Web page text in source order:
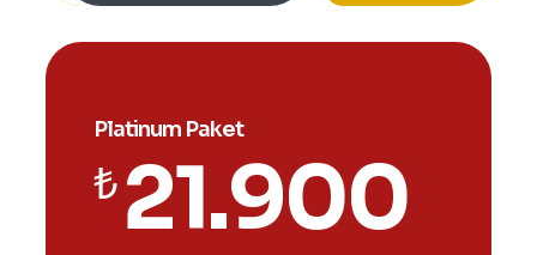
Platinum Paket
₺21.900